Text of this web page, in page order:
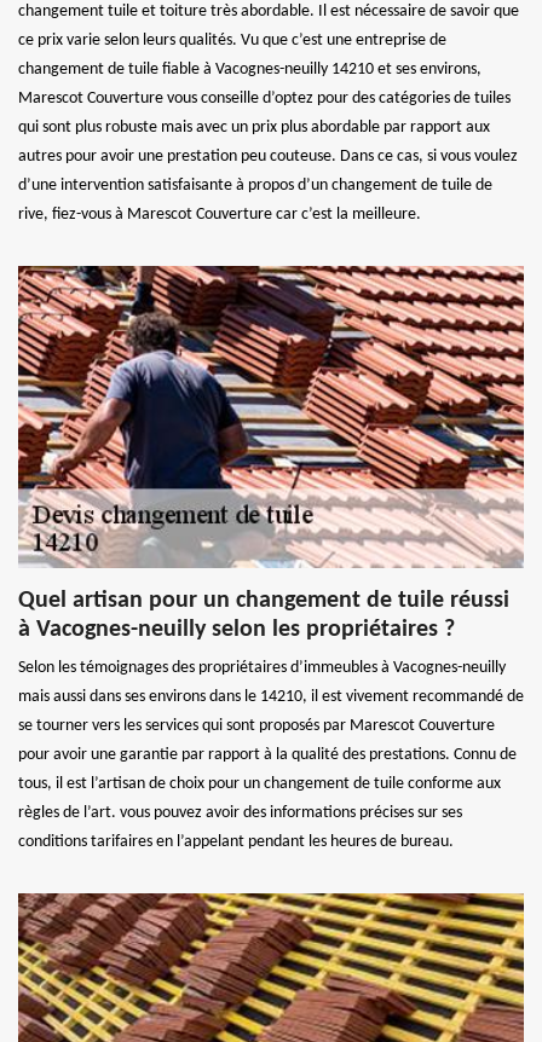
changement tuile et toiture très abordable. Il est nécessaire de savoir que
ce prix varie selon leurs qualités. Vu que c’est une entreprise de
changement de tuile fiable à Vacognes-neuilly 14210 et ses environs,
Marescot Couverture vous conseille d’optez pour des catégories de tuiles
qui sont plus robuste mais avec un prix plus abordable par rapport aux
autres pour avoir une prestation peu couteuse. Dans ce cas, si vous voulez
d’une intervention satisfaisante à propos d’un changement de tuile de
rive, fiez-vous à Marescot Couverture car c’est la meilleure.
Quel artisan pour un changement de tuile réussi
à Vacognes-neuilly selon les propriétaires ?
Selon les témoignages des propriétaires d’immeubles à Vacognes-neuilly
mais aussi dans ses environs dans le 14210, il est vivement recommandé de
se tourner vers les services qui sont proposés par Marescot Couverture
pour avoir une garantie par rapport à la qualité des prestations. Connu de
tous, il est l’artisan de choix pour un changement de tuile conforme aux
règles de l’art. vous pouvez avoir des informations précises sur ses
conditions tarifaires en l’appelant pendant les heures de bureau.